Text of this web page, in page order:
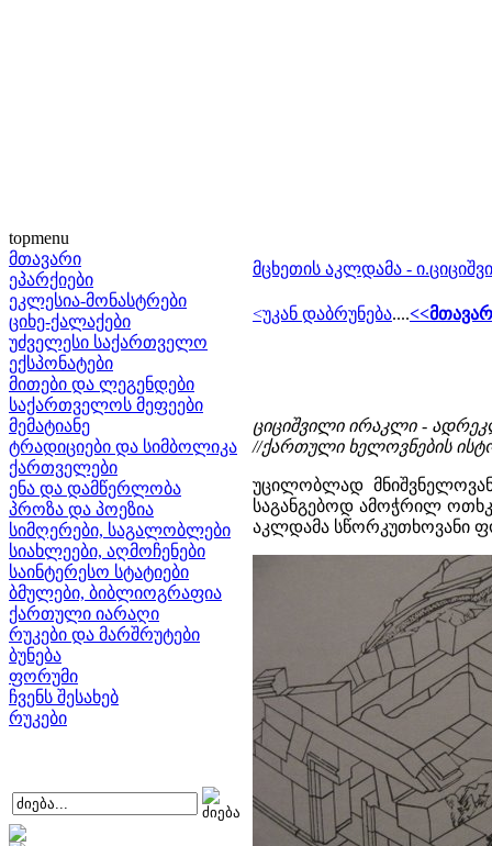
topmenu
მთავარი
ეპარქიები
ეკლესია-მონასტრები
ციხე-ქალაქები
უძველესი საქართველო
ექსპონატები
მითები და ლეგენდები
საქართველოს მეფეები
მემატიანე
ტრადიციები და სიმბოლიკა
ქართველები
ენა და დამწერლობა
პროზა და პოეზია
სიმღერები, საგალობლები
სიახლეები, აღმოჩენები
საინტერესო სტატიები
ბმულები, ბიბლიოგრაფია
ქართული იარაღი
რუკები და მარშრუტები
ბუნება
ფორუმი
ჩვენს შესახებ
რუკები
მცხეთის აკლდამა -
<უკან დაბრუნება....
ციციშვილი ირაკლი -
//ქართული ხელოვნების
უცილობლად
საგანგებოდ ამოჭრილ
აკლდამა სწორკუთხოვანი